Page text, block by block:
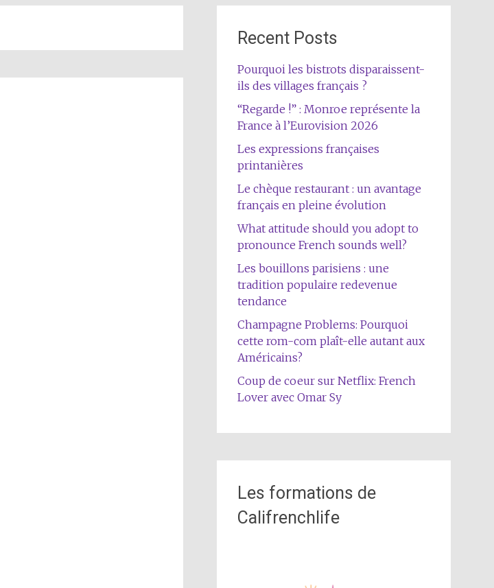
Recent Posts
Pourquoi les bistrots disparaissent-
ils des villages français ?
“Regarde !” : Monroe représente la
France à l’Eurovision 2026
Les expressions françaises
printanières
Le chèque restaurant : un avantage
français en pleine évolution
What attitude should you adopt to
pronounce French sounds well?
Les bouillons parisiens : une
tradition populaire redevenue
tendance
Champagne Problems: Pourquoi
cette rom-com plaît-elle autant aux
Américains?
Coup de coeur sur Netflix: French
Lover avec Omar Sy
Les formations de
Califrenchlife